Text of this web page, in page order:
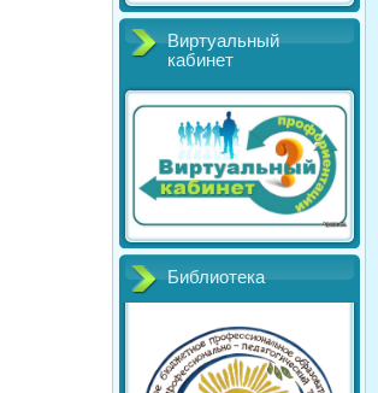
Виртуальный
кабинет
Библиотека